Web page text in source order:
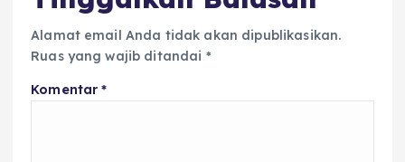
Alamat email Anda tidak akan dipublikasikan.
Ruas yang wajib ditandai *
Komentar*